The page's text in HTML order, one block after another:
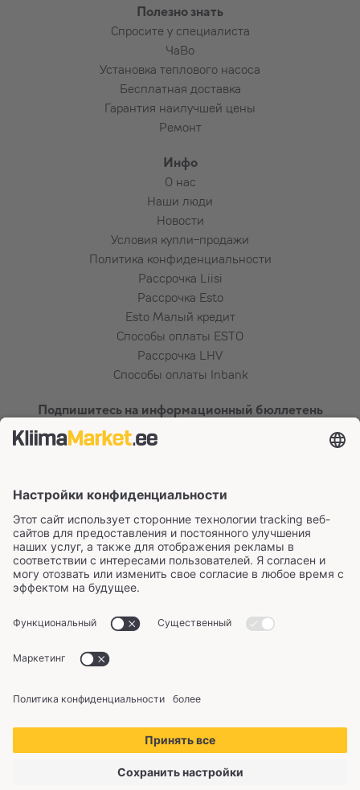
Полезно знать
Спросите у специалиста
ЧаВо
Установка теплового насоса
Бесплатная доставка
Гарантия наилучшей цены
Ремонт
Инфо
О нас
Наши люди
Новости
Условия купли-продажи
Политика конфиденциальности
Рассрочка Liisi
Рассрочка Esto
Esto Малый кредит
Способы оплаты ESTO
Рассрочка LHV
Способы оплаты Inbank
Подпишитесь на информационный бюллетень
Сертификаты и способы оплаты